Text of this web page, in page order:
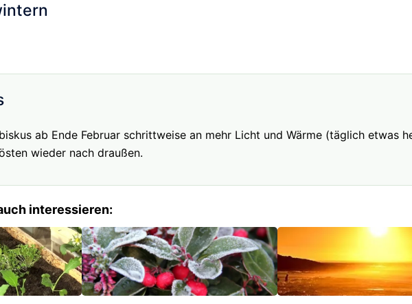
ab Ende Februar schrittweise an mehr Licht und Wärme (täglich etwas
wieder nach draußen.
interessieren: